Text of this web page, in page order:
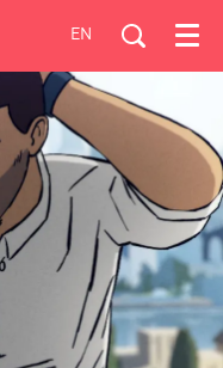
EN Menu